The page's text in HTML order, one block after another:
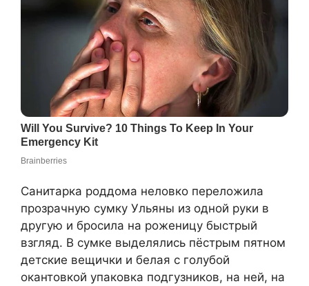
Санитарка роддома неловко переложила
прозрачную сумку Ульяны из одной руки в
другую и бросила на роженицу быстрый
взгляд. В сумке выделялись пёстрым пятном
детские вещички и белая с голубой
окантовкой упаковка подгузников, на ней, на